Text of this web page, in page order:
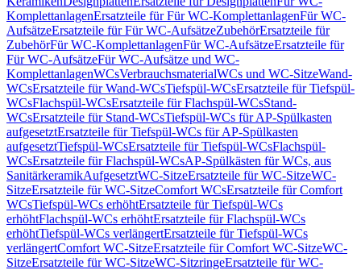
KomplettanlagenErsatzteile für Für WC-KomplettanlagenFür WC-
AufsätzeErsatzteile für Für WC-AufsätzeZubehörErsatzteile für
ZubehörFür WC-KomplettanlagenFür WC-AufsätzeErsatzteile für
Für WC-AufsätzeFür WC-Aufsätze und WC-
KomplettanlagenWCsVerbrauchsmaterialWCs und WC-SitzeWand-
WCsErsatzteile für Wand-WCsTiefspül-WCsErsatzteile für Tiefspül-
WCsFlachspül-WCsErsatzteile für Flachspül-WCsStand-
WCsErsatzteile für Stand-WCsTiefspül-WCs für AP-Spülkasten
aufgesetztErsatzteile für Tiefspül-WCs für AP-Spülkasten
aufgesetztTiefspül-WCsErsatzteile für Tiefspül-WCsFlachspül-
WCsErsatzteile für Flachspül-WCsAP-Spülkästen für WCs, aus
SanitärkeramikAufgesetztWC-SitzeErsatzteile für WC-SitzeWC-
SitzeErsatzteile für WC-SitzeComfort WCsErsatzteile für Comfort
WCsTiefspül-WCs erhöhtErsatzteile für Tiefspül-WCs
erhöhtFlachspül-WCs erhöhtErsatzteile für Flachspül-WCs
erhöhtTiefspül-WCs verlängertErsatzteile für Tiefspül-WCs
verlängertComfort WC-SitzeErsatzteile für Comfort WC-SitzeWC-
SitzeErsatzteile für WC-SitzeWC-SitzringeErsatzteile für WC-